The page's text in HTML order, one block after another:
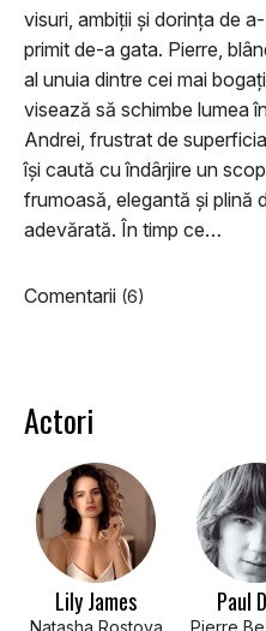
visuri, ambiţii şi dorinţa de
primit de-a gata. Pierre,
al unuia dintre cei mai
visează să schimbe lumea
Andrei, frustrat de
îşi caută cu îndârjire un
frumoasă, elegantă şi plină
adevărată. În timp ce…
Comentarii (6)
Actori
Lily James
Natasha Rostova
Paul
Pierre